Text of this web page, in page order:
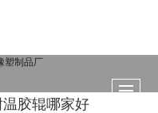
胶辊哪家好